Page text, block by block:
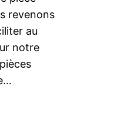
revenons
au
notre